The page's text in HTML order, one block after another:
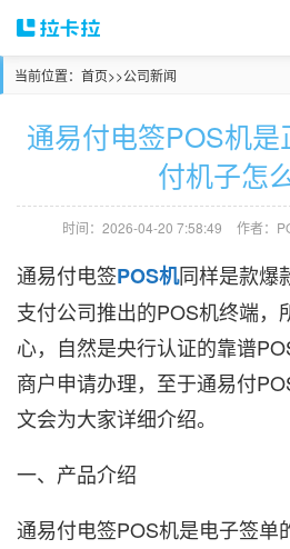
当前位置： 首页>>公司新闻
通易付电签POS机
付机子怎
时间：2026-04-20 7:58:49 作者：
通易付电签POS机同样是款爆
支付公司推出的POS机终端，
心，自然是央行认证的靠谱
商户申请办理，至于通易付
文会为大家详细介绍。
一、产品介绍
通易付电签POS机是电子签单